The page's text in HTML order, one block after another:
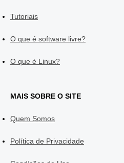
Tutoriais
O que é software livre?
O que é Linux?
MAIS SOBRE O SITE
Quem Somos
Política de Privacidade